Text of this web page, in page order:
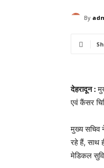
By
देहरादून :
एवं कैंसर
मुख्य सचिव
रहे हैं, साथ
मेडिकल